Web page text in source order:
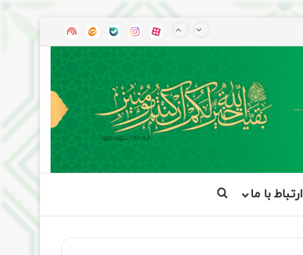
آپاراتاینستاگرام
بله ایتا
ارتباط با ما جستجو برای